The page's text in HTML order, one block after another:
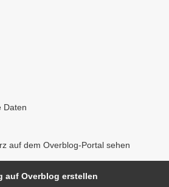
Daten
auf dem Overblog-Portal sehen
auf Overblog erstellen